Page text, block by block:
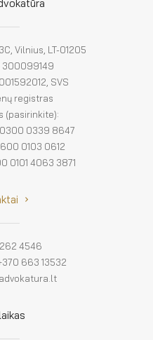
Vilnius, LT-01205
300099149
SVS
registras
(pasirinkite):
0300 0339 8647
0103 0612
0101 4063 3871
4546
663 13532